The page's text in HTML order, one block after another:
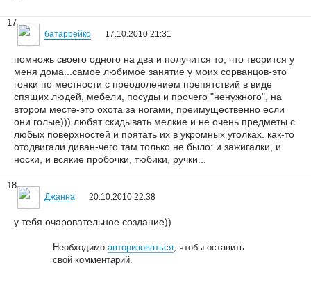
17
батаррейко 17.10.2010 21:31
помножь своего одного на два и получится то, что творится у
меня дома...самое любимое занятие у моих сорванцов-это
гонки по местности с преодолением препятствий в виде
спящих людей, мебели, посуды и прочего "ненужного", на
втором месте-это охота за ногами, преимущественно если
они голые))) любят скидывать мелкие и не очень предметы с
любых поверхностей и прятать их в укромных уголках. как-то
отодвигали диван-чего там только не было: и зажигалки, и
носки, и всякие пробочки, тюбики, ручки...
18
Джанна 20.10.2010 22:38
у тебя очаровательное создание))
Необходимоавторизоваться, чтобы оставить
свой комментарий.